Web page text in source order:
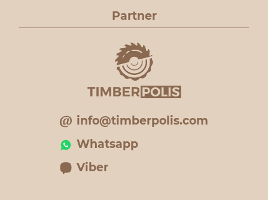
Partner
info@timberpolis.com
Whatsapp
Viber